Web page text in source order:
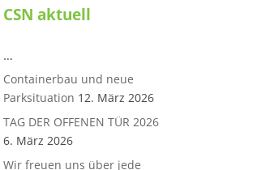
CSN aktuell
…
Containerbau und neue
Parksituation 12. März 2026
TAG DER OFFENEN TÜR 2026
6. März 2026
Wir freuen uns über jede